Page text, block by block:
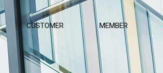
CUSTOMER MEMBER